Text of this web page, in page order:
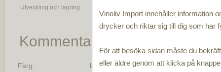
Utveckling och lagring:
Andra jäsningen sker i flaskan och
vinet vilar på sin jästfällning minst
24 månader
Kommentar
Färg: Ljust gul färg
Vinoliv Import innehåller information
drycker och riktar sig till dig som har
För att besöka sidan måste du
eller äldre genom att klicka på